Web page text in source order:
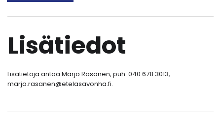
Lisätiedot
Lisätietoja antaa Marjo Räsänen, puh. 040 678 3013,
marjo.rasanen@etelasavonha.fi.